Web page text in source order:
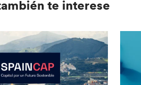
te interese